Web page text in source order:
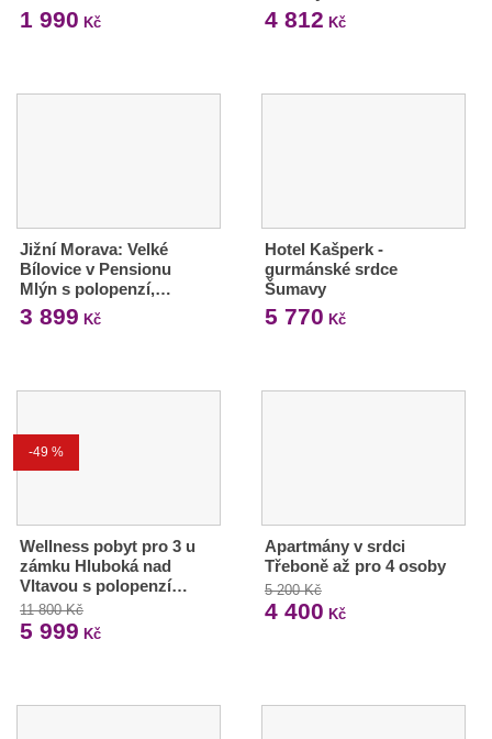
1 990 Kč 4 812 Kč
Jižní Morava: Velké
Bílovice v Pensionu
Mlýn s polopenzí,…
3 899 Kč
Hotel Kašperk -
gurmánské srdce
Šumavy
5 770 Kč
-49 %
Wellness pobyt pro 3 u
zámku Hluboká nad
Vltavou s polopenzí…
11 800 Kč
5 999 Kč
Apartmány v srdci
Třeboně až pro 4 osoby
5 200 Kč
4 400 Kč